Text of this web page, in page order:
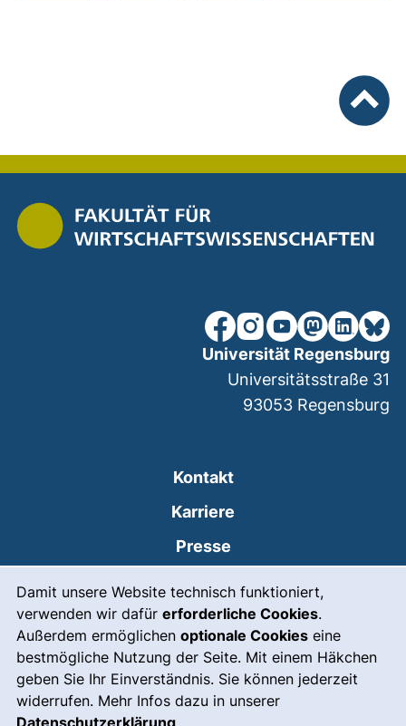
Damit unsere Website technisch funktioniert,
verwenden wir dafür erforderliche Cookies.
Außerdem ermöglichen optionale Cookies eine
bestmögliche Nutzung der Seite. Mit einem Häkchen
geben Sie Ihr Einverständnis. Sie können jederzeit
widerrufen. Mehr Infos dazu in unserer
Datenschutzerklärung
unsere Facebook-Seite
unsere Instagram-
unsere YouTube-
unsereunsere
Kontakt
Karriere
Presse
Leichte Sprache
Gebärdensprache
Notfall(externer Link, öffnet
Impressum
Universität Regensburg
Universitätsstraße 31
93053 Regensburg